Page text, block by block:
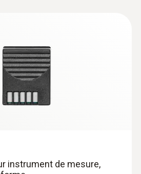
coudée à réaction
type K)
rapide (3 secondes)
thermocouple
instrument de mesure,